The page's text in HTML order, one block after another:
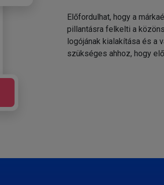
Előfordulhat, hogy a
pillantásra felkelti a
logójának kialakítása és
szükséges ahhoz, hogy